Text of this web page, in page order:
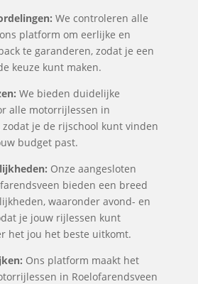
We controleren alle
platform om eerlijke en
te garanderen, zodat je een
keuze kunt maken.
We bieden duidelijke
alle motorrijlessen in
zodat je de rijschool kunt vinden
budget past.
Onze aangesloten
bieden een breed
waaronder avond- en
je jouw rijlessen kunt
het jou het beste uitkomt.
Ons platform maakt het
in Roelofarendsveen